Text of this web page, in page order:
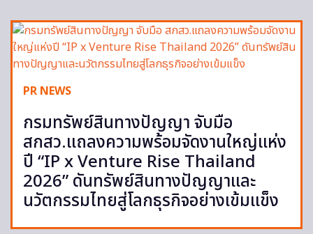
PR NEWS
กรมทรัพย์สินทางปัญญา จับมือ
สกสว.แถลงความพร้อมจัดงานใหญ่แห่ง
ปี “IP x Venture Rise Thailand
2026” ดันทรัพย์สินทางปัญญาและ
นวัตกรรมไทยสู่โลกธุรกิจอย่างเข้มแข็ง